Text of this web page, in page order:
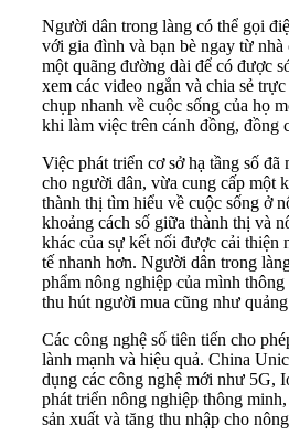
Người dân trong làng có thể gọi
với gia đình và bạn bè ngay từ
một quãng đường dài để có được
xem các video ngắn và chia sẻ
chụp nhanh về cuộc sống của họ
khi làm việc trên cánh đồng, đồng
Việc phát triển cơ sở hạ tầng số
cho người dân, vừa cung cấp một
thành thị tìm hiểu về cuộc sống ở
khoảng cách số giữa thành thị và
khác của sự kết nối được cải thiện
tế nhanh hơn. Người dân trong
phẩm nông nghiệp của mình
thu hút người mua cũng như
Các công nghệ số tiên tiến cho
lành mạnh và hiệu quả. China
dụng các công nghệ mới như 5G,
phát triển nông nghiệp thông
sản xuất và tăng thu nhập cho